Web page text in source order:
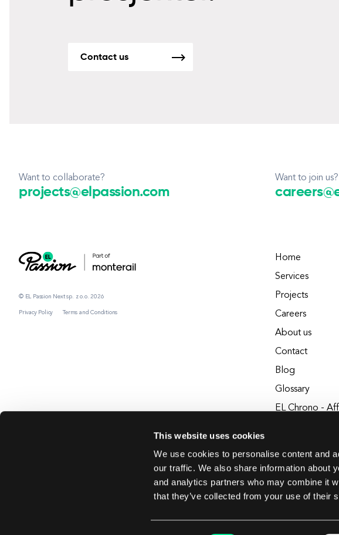
This website uses cookies
We use cookies to personalise content and
our traffic. We also share information about
and analytics partners who may combine it
that they’ve collected from your use of their
Contact us
Want to collaborate?
projects@elpassion.com
Want to join us?
© EL Passion Next sp. z o.o. 2026
Privacy Policy Terms and Conditions
Home
Services
Projects
Careers
About us
Contact
Blog
Glossary
EL Chrono -